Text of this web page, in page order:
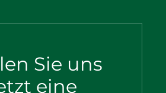
Sie uns
eine